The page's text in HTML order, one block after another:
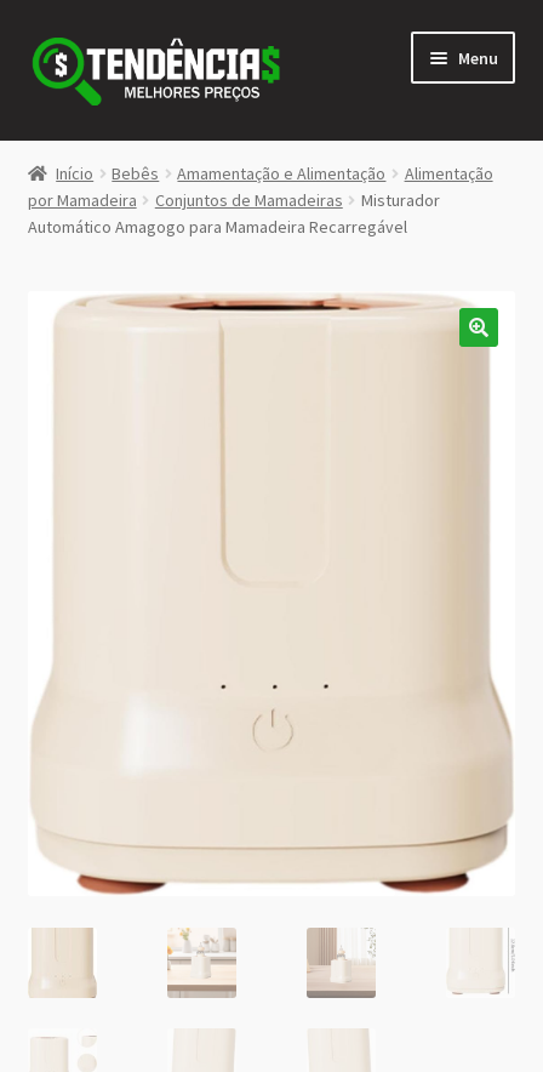
Pular
para
navegação
Pular
para
conteúdo
Menu
LOJA
<>
Início Bebês Amamentação e Alimentação
Alimentação
por Mamadeira
Conjuntos de Mamadeiras
Misturador
Automático Amagogo para Mamadeira Recarregável